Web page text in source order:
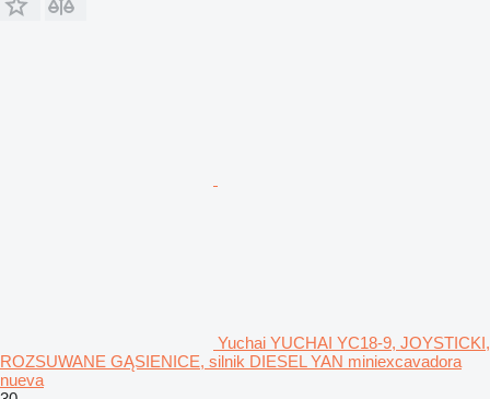
Yuchai YUCHAI YC18-9, JOYSTICKI,
ROZSUWANE GĄSIENICE, silnik DIESEL YAN miniexcavadora
nueva